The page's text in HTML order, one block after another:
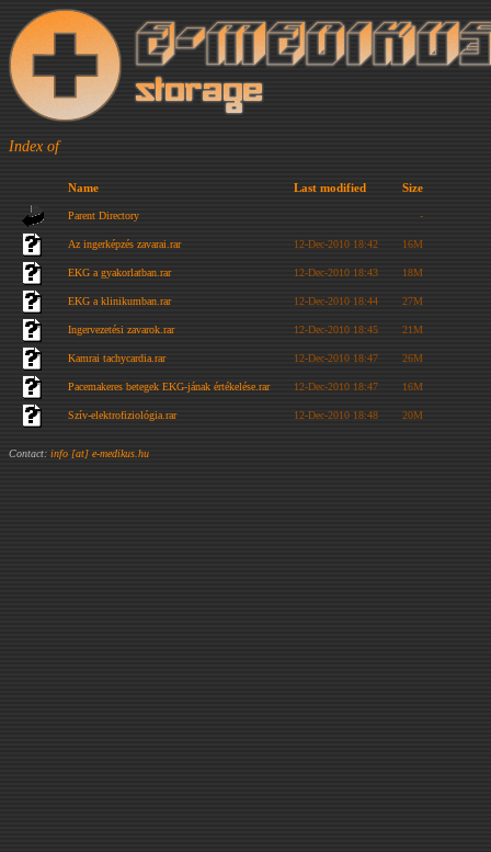
Index of
Name Last modified Size
Parent Directory -
Az ingerképzés zavarai.rar 12-Dec-2010 18:42 16M
EKG a gyakorlatban.rar 12-Dec-2010 18:43 18M
EKG a klinikumban.rar 12-Dec-2010 18:44 27M
Ingervezetési zavarok.rar 12-Dec-2010 18:45 21M
Kamrai tachycardia.rar 12-Dec-2010 18:47 26M
Pacemakeres betegek EKG-jának értékelése.rar 12-Dec-2010 18:47 16M
Szív-elektrofiziológia.rar 12-Dec-2010 18:48 20M
Contact: info [at] e-medikus.hu